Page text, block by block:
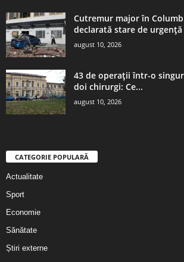
Cutremur major în
declarată stare de urgenţă
august 10, 2026
43 de operații într-o
doi chirurgi: Ce...
august 10, 2026
CATEGORIE POPULARĂ
Actualitate
Sport
Economie
Sănătate
Știri externe